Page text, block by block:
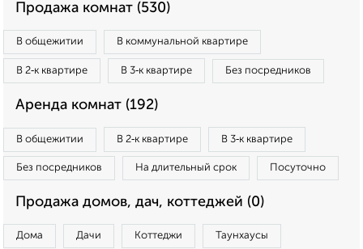
Продажа комнат (530)
В общежитии В коммунальной квартире
В 2‑к квартире В 3‑к квартире Без посредников
Аренда комнат (192)
В общежитии В 2‑к квартире В 3‑к квартире
Без посредников На длительный срок Посуточно
Продажа домов, дач, коттеджей (0)
Дома Дачи Коттеджи Таунхаусы